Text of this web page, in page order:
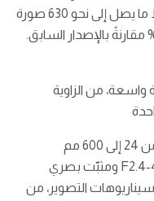
الشحن من سلسلة Z، والتي تتيح التقاط ما يصل إلى نحو 630 صورة
واسعة، من الزاوية
تغطي عدسة الزوم العالية نطاقاً بؤرياً من 24 إلى 600 مم
(ZEISS®️ Vario-Sonnar T* بفتحة F2.4-4.0 ومثبّت بصري
التصوير، من